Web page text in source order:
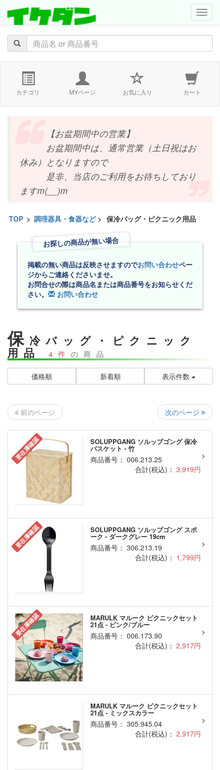
カテゴリ MYページ お気に入り カート
【お盆期間中の営業】
お盆期間中は、通常営業（土日祝はお
休み）となりますので
是非、当店のご利用をお待ちしており
ますm(__)m
TOP > 調理器具・食器など> 保冷バッグ・ピクニック用品
お探しの商品が無い場合
掲載の無い商品は反映させますのでお問い合わせペー
ジからご連絡くださいませ。
お問合せの際は商品名または商品番号をお知らせくだ
さい。
お問い合わせ
保冷バッグ・ピクニック
用品 4件の商品
価格順 新着順 表示件数
前のページ 次のページ
要在庫確認 SOLUPPGANG ソルップゴング 保冷
バスケット - 竹
商品番号： 006.213.25
合計(税込)： 3,919円
要在庫確認 SOLUPPGANG ソルップゴング スポ
ーク - ダークグレー 19cm
商品番号： 306.213.19
合計(税込)： 1,799円
要在庫確認 MARULK マルーク ピクニックセット
21点 - ピンク/ブルー
商品番号： 006.173.90
合計(税込)： 2,917円
MARULK マルーク ピクニックセット
21点 - ミックスカラー
商品番号： 305.945.04
合計(税込)： 2,917円